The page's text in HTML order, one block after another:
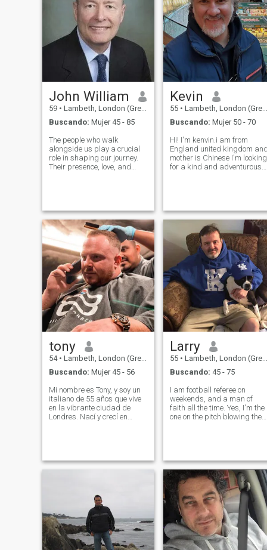
John William
59 • Lambeth, London (Greater), Reino Unido
Buscando: Mujer 45 - 85
The people who walk
alongside us play a crucial
role in shaping our journey.
Their presence, love, and
moments we share with
those who truly underst
Kevin
55 • Lambeth, London (Greater), Reino Unido
Buscando: Mujer 50 - 70
Hi! I'm kenvin.i am from
England united kingdom and
mother is Chinese I'm looking
for a kind and adventurous
local trails, trying new
restaurants
tony
54 • Lambeth, London (Greater), Reino Unido
Buscando: Mujer 45 - 56
Mi nombre es Tony, y soy un
italiano de 55 años que vive
en la vibrante ciudad de
Londres. Nací y crecí en
terminar mi educación,
decidí extender mis alas y
diversa, su atmósfera
energética y sus infinitas
oportunidades, se convirtió
en mi nuevo hogar. Como
italiano orgulloso, aprecio mi
herencia y tradiciones. A
Larry
55 • Lambeth, London (Greater), Reino Unido
Buscando: 45 - 75
I am football referee on
weekends, and a man of
faith all the time. Yes, I'm the
one on the pitch blowing the
relationships too! 😄 I'll be ho